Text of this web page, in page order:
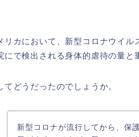
リカにおいて、新型コロナウイ
にで検出される身体的虐待の量と
てどうだったのでしょうか。
新型コロナが流行してから、保